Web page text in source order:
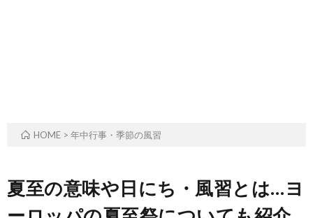
HOME > 年中行事・季節の風習
夏至の意味や日にち・風習とは…ヨ